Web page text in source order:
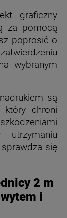
graficzny
za pomocą
poprosić o
wybranym
są
który chroni
się
2 m
i